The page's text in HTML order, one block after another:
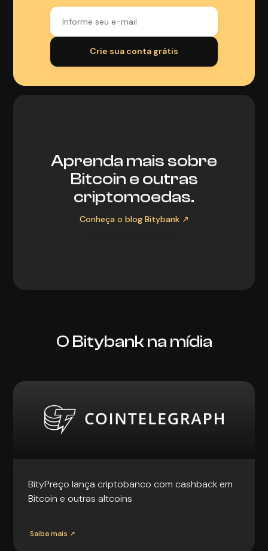
Aprenda mais sobre
Bitcoin e outras
criptomoedas.
Conheça o blog Bitybank ↗
O Bitybank na mídia
BityPreço lança criptobanco com cashback em
Bitcoin e outras altcoins
Saiba mais ↗